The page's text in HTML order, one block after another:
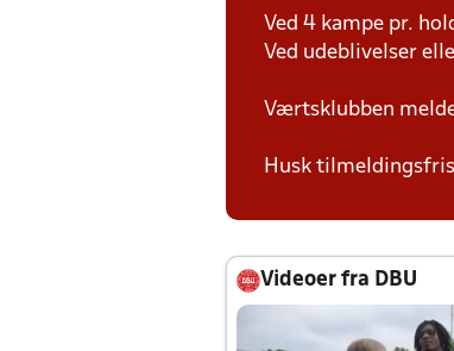
Ved 4 kampe pr.
Ved udeblivelser
Værtsklubben
Husk
Videoer fra DBU